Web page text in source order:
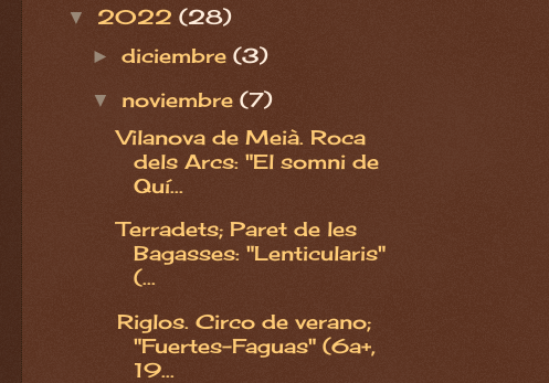
▼ 2022 (28)
►diciembre(3)
▼ noviembre(7)
Vilanova de Meià. Roca
dels Arcs: "El somni de
Quí...
Terradets; Paret de les
Bagasses: "Lenticularis"
(...
Riglos. Circo de verano;
"Fuertes-Faguas" (6a+,
19...